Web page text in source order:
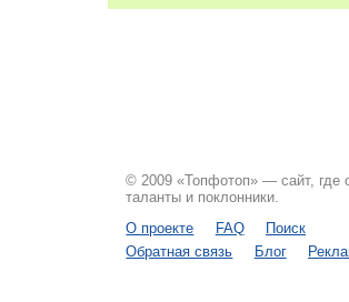
© 2009 «Топфотоп» — сайт, где
таланты и поклонники.
О проекте
FAQ
Поиск
Обратная связь
Блог